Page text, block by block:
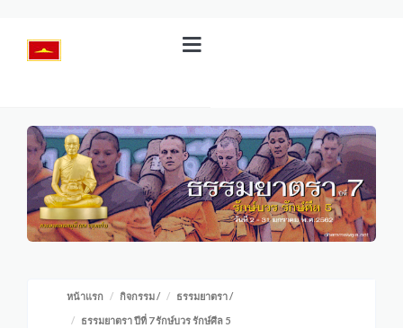
หน้าแรก กิจกรรม/ ธรรมยาตรา/
ธรรมยาตรา ปีที่ 7 รักษ์บวร รักษ์ศีล 5